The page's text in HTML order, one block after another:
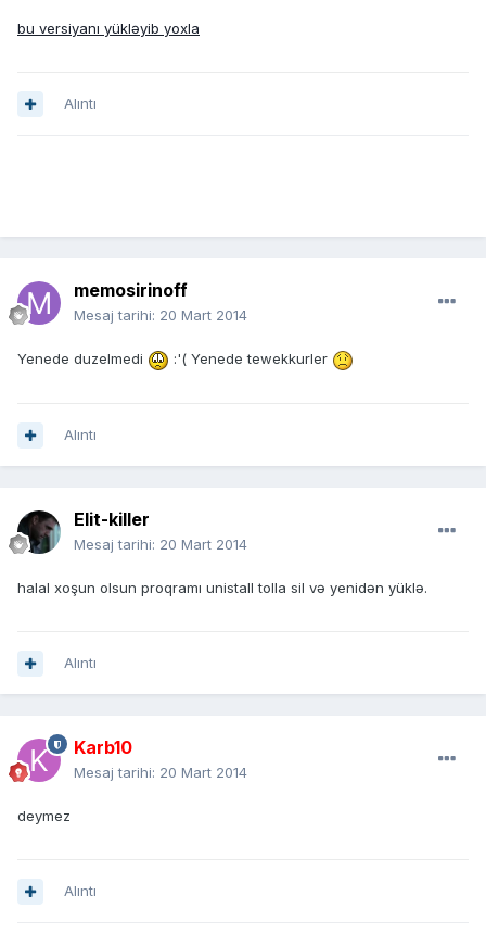
bu versiyanı yükləyib yoxla
Alıntı
memosirinoff
Mesaj tarihi: 20 Mart 2014
Yenede duzelmedi :'( Yenede tewekkurler
Alıntı
Elit-killer
Mesaj tarihi: 20 Mart 2014
halal xoşun olsun proqramı unistall tolla sil və yenidən yüklə.
Alıntı
Karb10
Mesaj tarihi: 20 Mart 2014
deymez
Alıntı